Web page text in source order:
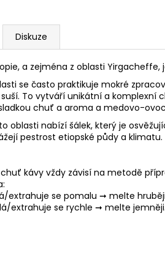
Diskuze
a zejména z oblasti
se často praktikuje mokré
To vytváří unikátní a
chuť a aroma a medovo-
oblasti nabízí šálek, který je
pestrost etiopské půdy a klimatu.
kávy vždy závisí na metodě
extrahuje se pomalu ➞ melte
extrahuje se rychle ➞ melte jemněji.